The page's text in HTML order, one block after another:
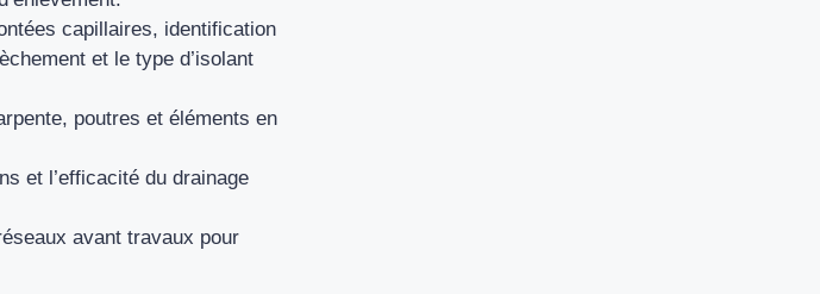
capillaires, identification
et le type d’isolant
poutres et éléments en
et l’efficacité du drainage
avant travaux pour